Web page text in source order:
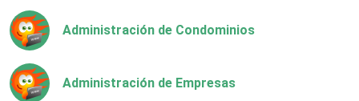
Administración de Condominios
Administración de Empresas